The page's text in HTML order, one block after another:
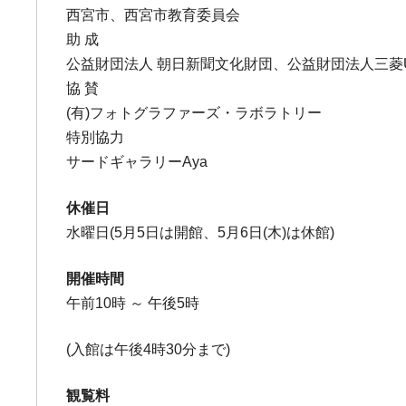
西宮市、西宮市教育委員会
助 成
公益財団法人 朝日新聞文化財団、公益財団法人三
協 賛
(有)フォトグラファーズ・ラボラトリー
特別協力
サードギャラリーAya
休催日
水曜日(5月5日は開館、5月6日(木)は休館)
開催時間
午前10時 ～ 午後5時
(入館は午後4時30分まで)
観覧料